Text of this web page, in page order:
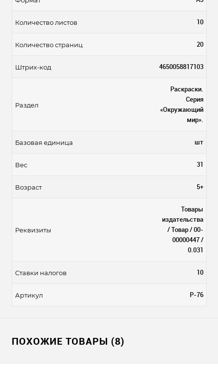
Количество листов 10
Количество страниц 20
Штрих-код 4650058817103
Раздел
Раскраски.
Серия
«Окружающий
мир».
Базовая единица шт
Вес 31
Возраст 5+
Реквизиты
Товары
издательства
/ Товар / 00-
00000447 /
0.031
Ставки налогов 10
Артикул Р-76
ПОХОЖИЕ ТОВАРЫ (8)